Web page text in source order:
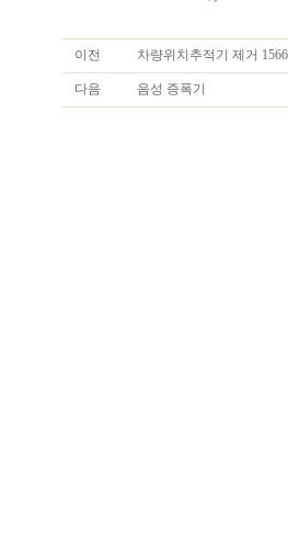
이전 차량위치추적기 제거
다음 음성 증폭기